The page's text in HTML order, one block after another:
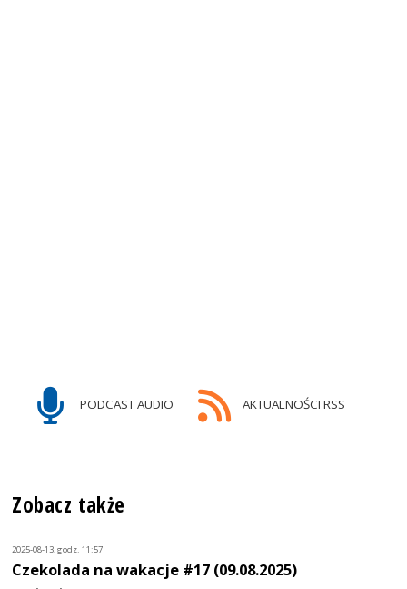
PODCAST AUDIO AKTUALNOŚCI RSS
Zobacz także
2025-08-13, godz. 11:57
Czekolada na wakacje #17 (09.08.2025)